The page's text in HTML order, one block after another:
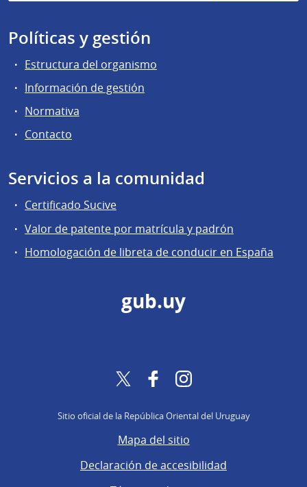
Políticas y gestión
Estructura del organismo
Información de gestión
Normativa
Contacto
Servicios a la comunidad
Certificado Sucive
Valor de patente por matrícula y padrón
Homologación de libreta de conducir en España
gub.uy
Twitter FacebookInstagram
Sitio oficial de la República Oriental del Uruguay
Mapa del sitio
Declaración de accesibilidad